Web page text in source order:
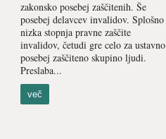
zakonsko posebej zaščitenih. Še
posebej delavcev invalidov. Splošno
nizka stopnja pravne zaščite
invalidov, četudi gre celo za ustavno
posebej zaščiteno skupino ljudi.
Preslaba...
več